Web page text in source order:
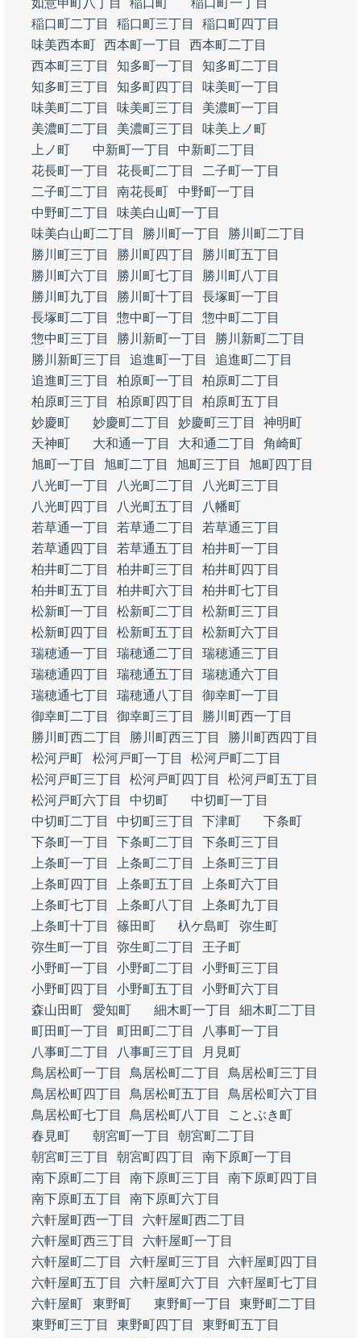
如意申町八丁目 稲口町
稲口町一丁目
稲口町二丁目
稲口町三丁目
稲口町四丁目
味美西本町 西本町一丁目
西本町二丁目
西本町三丁目
知多町一丁目
知多町二丁目
知多町三丁目
知多町四丁目
味美町一丁目
味美町二丁目
味美町三丁目
美濃町一丁目
美濃町二丁目
美濃町三丁目
味美上ノ町
上ノ町
中新町一丁目
中新町二丁目
花長町一丁目
花長町二丁目
二子町一丁目
二子町二丁目
南花長町
中野町一丁目
中野町二丁目
味美白山町一丁目
味美白山町二丁目
勝川町一丁目
勝川町二丁目
勝川町三丁目
勝川町四丁目
勝川町五丁目
勝川町六丁目
勝川町七丁目
勝川町八丁目
勝川町九丁目
勝川町十丁目
長塚町一丁目
長塚町二丁目
惣中町一丁目
惣中町二丁目
惣中町三丁目
勝川新町一丁目
勝川新町二丁目
勝川新町三丁目
追進町一丁目
追進町二丁目
追進町三丁目
柏原町一丁目
柏原町二丁目
柏原町三丁目
柏原町四丁目
柏原町五丁目
妙慶町
妙慶町二丁目 妙慶町三丁目
神明町
天神町
大和通一丁目 大和通二丁目
角崎町
旭町一丁目
旭町二丁目 旭町三丁目
旭町四丁目
八光町一丁目
八光町二丁目
八光町三丁目
八光町四丁目
八光町五丁目
八幡町
若草通一丁目
若草通二丁目
若草通三丁目
若草通四丁目
若草通五丁目
柏井町一丁目
柏井町二丁目
柏井町三丁目
柏井町四丁目
柏井町五丁目
柏井町六丁目
柏井町七丁目
松新町一丁目
松新町二丁目
松新町三丁目
松新町四丁目
松新町五丁目
松新町六丁目
瑞穂通一丁目
瑞穂通二丁目
瑞穂通三丁目
瑞穂通四丁目
瑞穂通五丁目
瑞穂通六丁目
瑞穂通七丁目
瑞穂通八丁目
御幸町一丁目
御幸町二丁目
御幸町三丁目
勝川町西一丁目
勝川町西二丁目
勝川町西三丁目
勝川町西四丁目
松河戸町
松河戸町一丁目
松河戸町二丁目
松河戸町三丁目
松河戸町四丁目
松河戸町五丁目
松河戸町六丁目
中切町
中切町一丁目
中切町二丁目
中切町三丁目 下津町
下条町
下条町一丁目
下条町二丁目
下条町三丁目
上条町一丁目
上条町二丁目
上条町三丁目
上条町四丁目
上条町五丁目
上条町六丁目
上条町七丁目
上条町八丁目
上条町九丁目
上条町十丁目
篠田町 杁ケ島町
弥生町
弥生町一丁目
弥生町二丁目
王子町
小野町一丁目
小野町二丁目
小野町三丁目
小野町四丁目
小野町五丁目
小野町六丁目
森山田町
愛知町 細木町一丁目
細木町二丁目
町田町一丁目
町田町二丁目
八事町一丁目
八事町二丁目
八事町三丁目
月見町
鳥居松町一丁目
鳥居松町二丁目
鳥居松町三丁目
鳥居松町四丁目
鳥居松町五丁目
鳥居松町六丁目
鳥居松町七丁目
鳥居松町八丁目
ことぶき町
春見町
朝宮町一丁目
朝宮町二丁目
朝宮町三丁目
朝宮町四丁目
南下原町一丁目
南下原町二丁目
南下原町三丁目
南下原町四丁目
南下原町五丁目
南下原町六丁目
六軒屋町西一丁目
六軒屋町西二丁目
六軒屋町西三丁目
六軒屋町一丁目
六軒屋町二丁目
六軒屋町三丁目
六軒屋町四丁目
六軒屋町五丁目
六軒屋町六丁目
六軒屋町七丁目
六軒屋町
東野町 東野町一丁目
東野町二丁目
東野町三丁目
東野町四丁目
東野町五丁目